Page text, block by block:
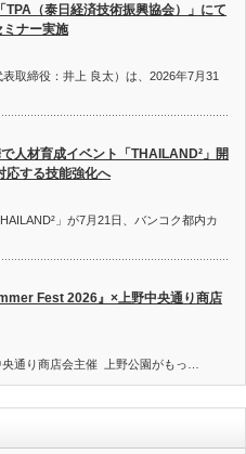
TPA（泰日経済技術振興協会）」にて
ナー実施
取締役：井上 良太）は、2026年7月31
人材育成イベント「THAILAND²」開
する技能強化へ
」が7月21日、バンコク都内カ
Fest 2026』×上野中央通り商店
央通り商店会主催 上野公園がもっ…